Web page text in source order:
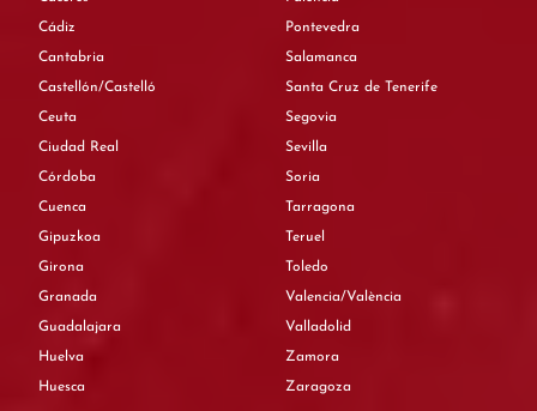
Cádiz
Cantabria
Castellón/Castelló
Ceuta
Ciudad Real
Córdoba
Cuenca
Gipuzkoa
Girona
Granada
Guadalajara
Huelva
Huesca
Pontevedra
Salamanca
Santa Cruz de Tenerife
Segovia
Sevilla
Soria
Tarragona
Teruel
Toledo
Valencia/València
Valladolid
Zamora
Zaragoza